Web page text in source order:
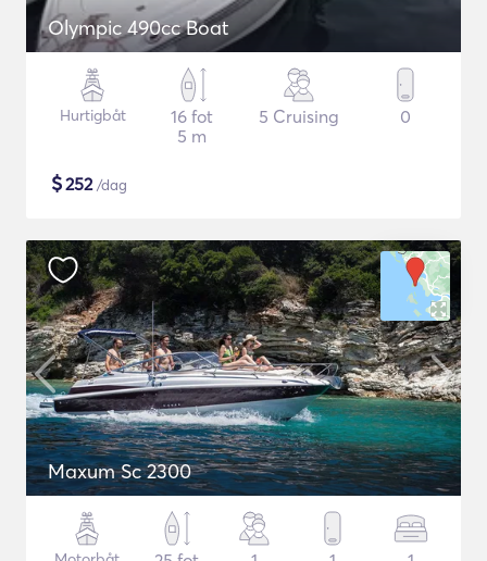
Olympic 490cc Boat
Hurtigbåt
16 fot
5 m
5 Cruising 0
$252/dag
Maxum Sc 2300